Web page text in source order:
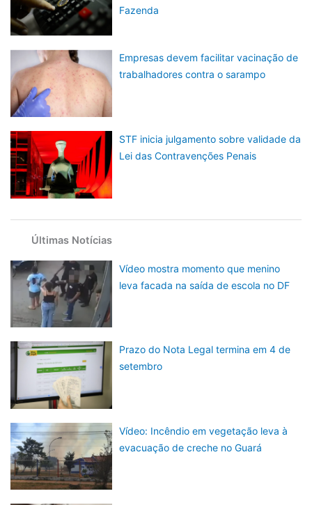
Fazenda
Empresas devem facilitar vacinação de
trabalhadores contra o sarampo
STF inicia julgamento sobre validade da
Lei das Contravenções Penais
Últimas Notícias
Vídeo mostra momento que menino
leva facada na saída de escola no DF
Prazo do Nota Legal termina em 4 de
setembro
Vídeo: Incêndio em vegetação leva à
evacuação de creche no Guará